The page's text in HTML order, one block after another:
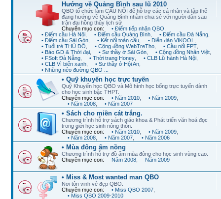
Hướng về Quảng Bình sau lũ 2010
QBO tổ chức làm CẦU NỐI để hỗ trợ các cá nhân và tập thể
đang hướng về Quảng Bình nhằm chia sẻ với người dân sau
trận đại hồng thủy lịch sử
Chuyên mục con:
• Điểm tiếp nhận QBO
• Điểm cầu Hà Nội
• Điểm cầu Quảng Bình • Điểm cầu Đà Nẵng
• Điểm cầu Sài Gòn
• Kết nối toàn cầu • Diễn đàn VIKOOL
• Tuổi trẻ THỦ ĐÔ
• Cộng đồng WebTreTho • Cầu nối FPT
• Báo GD & Thời đại
• Sư thầy ở Sài Gòn • Cộng đồng Nhân Việt
• FSoft Đà Nẵng
• Thời trang Honey • CLB Lữ hành Hà Nội
• CLB Vì biển xanh
• Sư thầy ở Hội An
• Những nẻo đường QBO ...
• Quỹ khuyến học trực tuyến
Quỹ Khuyến học QBO và Mô hình học bổng trực tuyến dành
cho học sinh bậc THPT.
Chuyên mục con:
• Năm 2010 • Năm 2009
• Năm 2008
• Năm 2007
• Sách cho miền cát trắng.
Chương trình hỗ trợ sách giáo khoa & Phát triển văn hoá đọc
trong giới học sinh nông thôn.
Chuyên mục con:
• Năm 2010 • Năm 2009
• Năm 2008
• Năm 2007 • Năm 2006
• Mùa đông ấm nồng
Chương trình hỗ trợ đồ ấm mùa đông cho học sinh vùng cao.
Chuyên mục con:
Năm 2008 Năm 2009
• Miss & Most wanted man QBO
Nơi tôn vinh vẻ đẹp QBO.
Chuyên mục con:
• Miss QBO 2007
• Miss QBO 2009-2010